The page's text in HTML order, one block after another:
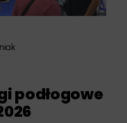
podłogowe